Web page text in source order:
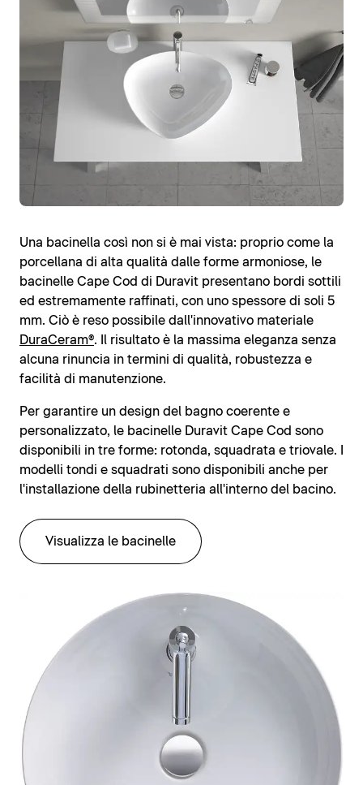
Una bacinella così non si è mai vista: proprio come la
porcellana di alta qualità dalle forme armoniose, le
bacinelle Cape Cod di Duravit presentano bordi sottili
ed estremamente raffinati, con uno spessore di soli 5
mm. Ciò è reso possibile dall'innovativo materiale
DuraCeram®. Il risultato è la massima eleganza senza
alcuna rinuncia in termini di qualità, robustezza e
facilità di manutenzione.
Per garantire un design del bagno coerente e
personalizzato, le bacinelle Duravit Cape Cod sono
disponibili in tre forme: rotonda, squadrata e triovale. I
modelli tondi e squadrati sono disponibili anche per
l'installazione della rubinetteria all'interno del bacino.
Visualizza le bacinelle